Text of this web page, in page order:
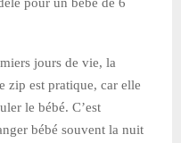
jours de vie, la
zip est pratique, car elle
le bébé. C’est
bébé souvent la nuit